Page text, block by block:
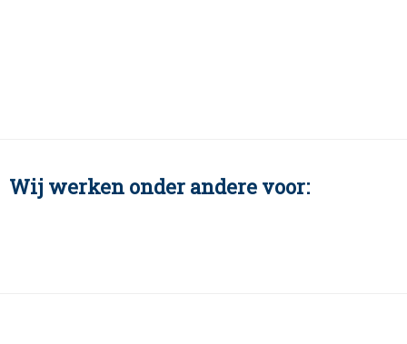
Wij werken onder andere voor: